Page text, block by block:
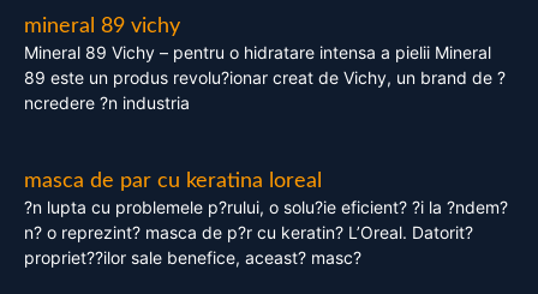
mineral 89 vichy
Mineral 89 Vichy – pentru o hidratare intensa a pielii Mineral
89 este un produs revolu?ionar creat de Vichy, un brand de ?
ncredere ?n industria
masca de par cu keratina loreal
?n lupta cu problemele p?rului, o solu?ie eficient? ?i la ?ndem?
n? o reprezint? masca de p?r cu keratin? L’Oreal. Datorit?
propriet??ilor sale benefice, aceast? masc?